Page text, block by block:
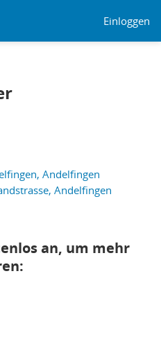
Einloggen
Andelfingen
Andelfingen
an, um mehr